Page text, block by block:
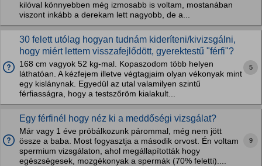
kilóval könnyebben még izmosabb is voltam, mostanában
viszont inkább a derekam lett nagyobb, de a...
30 felett utólag hogyan tudnám kideríteni/kivizsgálni,
hogy miért lettem visszafejlődött, gyerektestű "férfi"?
168 cm vagyok 52 kg-mal. Kopaszodom több helyen
láthatóan. A kézfejem illetve végtagjaim olyan vékonyak mint
egy kislánynak. Egyedül az utal valamilyen szintű
férfiasságra, hogy a testszőröm kialakult...
5
Egy férfinél hogy néz ki a meddőségi vizsgálat?
Már vagy 1 éve próbálkozunk párommal, még nem jött
össze a baba. Most fogyasztja a második orvost. Én voltam
spermium vizsgálaton, ahol megállapították hogy
egészségesek, mozgékonyak a spermák (70% feletti)....
9